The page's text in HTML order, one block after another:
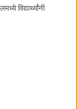
विद्यार्थ्यांनी